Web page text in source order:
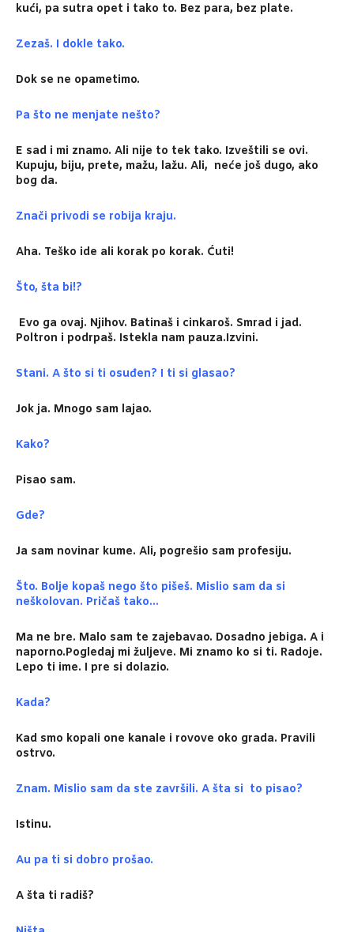
kući, pa sutra opet i tako to. Bez para, bez plate.
Zezaš. I dokle tako.
Dok se ne opametimo.
Pa što ne menjate nešto?
E sad i mi znamo. Ali nije to tek tako. Izveštili se ovi.
Kupuju, biju, prete, mažu, lažu. Ali, neće još dugo, ako
bog da.
Znači privodi se robija kraju.
Aha. Teško ide ali korak po korak. Ćuti!
Što, šta bi!?
Evo ga ovaj. Njihov. Batinaš i cinkaroš. Smrad i jad.
Poltron i podrpaš. Istekla nam pauza.Izvini.
Stani. A što si ti osuđen? I ti si glasao?
Jok ja. Mnogo sam lajao.
Kako?
Pisao sam.
Gde?
Ja sam novinar kume. Ali, pogrešio sam profesiju.
Što. Bolje kopaš nego što pišeš. Mislio sam da si
neškolovan. Pričaš tako…
Ma ne bre. Malo sam te zajebavao. Dosadno jebiga. A i
naporno.Pogledaj mi žuljeve. Mi znamo ko si ti. Radoje.
Lepo ti ime. I pre si dolazio.
Kada?
Kad smo kopali one kanale i rovove oko grada. Pravili
ostrvo.
Znam. Mislio sam da ste završili. A šta si to pisao?
Istinu.
Au pa ti si dobro prošao.
A šta ti radiš?